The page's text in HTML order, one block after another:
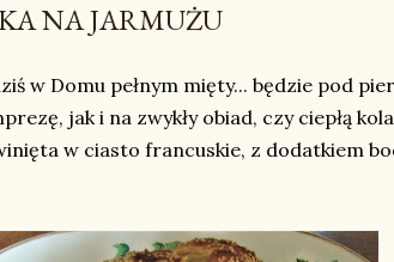
NA JARMUŻU
w Domu pełnym mięty... będzie pod
jak i na zwykły obiad, czy ciepłą
w ciasto francuskie, z dodatkiem